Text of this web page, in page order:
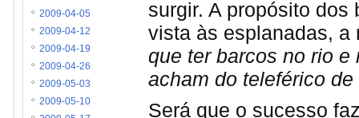
surgir. A propósito
vista às esplanadas,
que ter barcos no rio
acham do teleférico de
Será que o sucesso
2009-04-05
2009-04-12
2009-04-19
2009-04-26
2009-05-03
2009-05-10